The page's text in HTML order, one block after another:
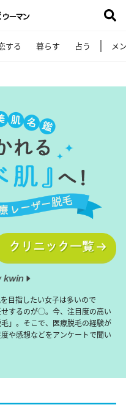
する 暮らす 占う メ
目指したい女子は多いので
するのが○。今、注目度の高い
」。そこで、医療脱毛の経験が
や感想などをアンケートで聞い